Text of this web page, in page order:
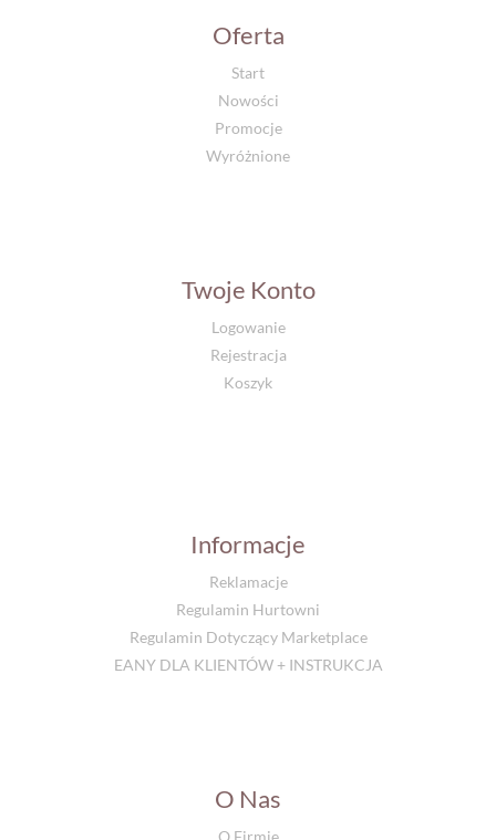
Oferta
Start
Nowości
Promocje
Wyróżnione
Twoje Konto
Logowanie
Rejestracja
Koszyk
Informacje
Reklamacje
Regulamin Hurtowni
Regulamin Dotyczący Marketplace
EANY DLA KLIENTÓW + INSTRUKCJA
O Nas
O Firmie